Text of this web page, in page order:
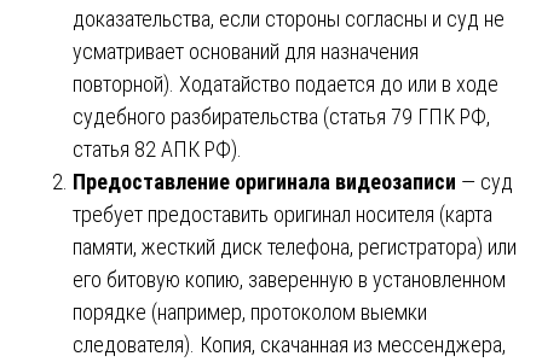
доказательства, если стороны согласны и суд не
усматривает оснований для назначения
повторной). Ходатайство подается до или в ходе
судебного разбирательства (статья 79 ГПК РФ,
статья 82 АПК РФ).
Предоставление оригинала видеозаписи — суд
требует предоставить оригинал носителя (карта
памяти, жесткий диск телефона, регистратора) или
его битовую копию, заверенную в установленном
порядке (например, протоколом выемки
следователя). Копия, скачанная из мессенджера,